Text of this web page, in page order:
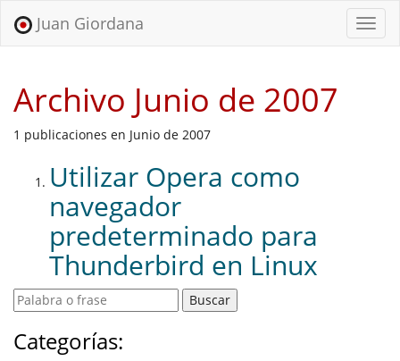
Menu
Juan Giordana
Archivo Junio de 2007
1 publicaciones en Junio de 2007
Utilizar Opera como
navegador
predeterminado para
Thunderbird en Linux
Categorías: